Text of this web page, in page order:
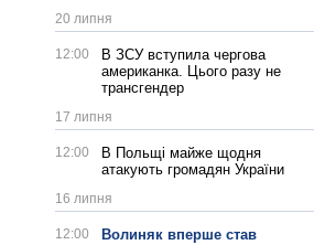
20 липня
12:00
В ЗСУ вступила чергова
американка. Цього разу не
трансгендер
17 липня
12:00
В Польщі майже щодня
атакують громадян України
16 липня
12:00
Волиняк вперше став